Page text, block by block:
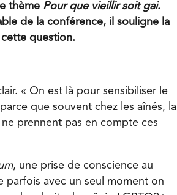
thème Pour que vieillir soit gai.
de la conférence, il souligne la
cette question.
« On est là pour sensibiliser le
que souvent chez les aînés, la
prennent pas en compte ces
, une prise de conscience au
parfois avec un seul moment on